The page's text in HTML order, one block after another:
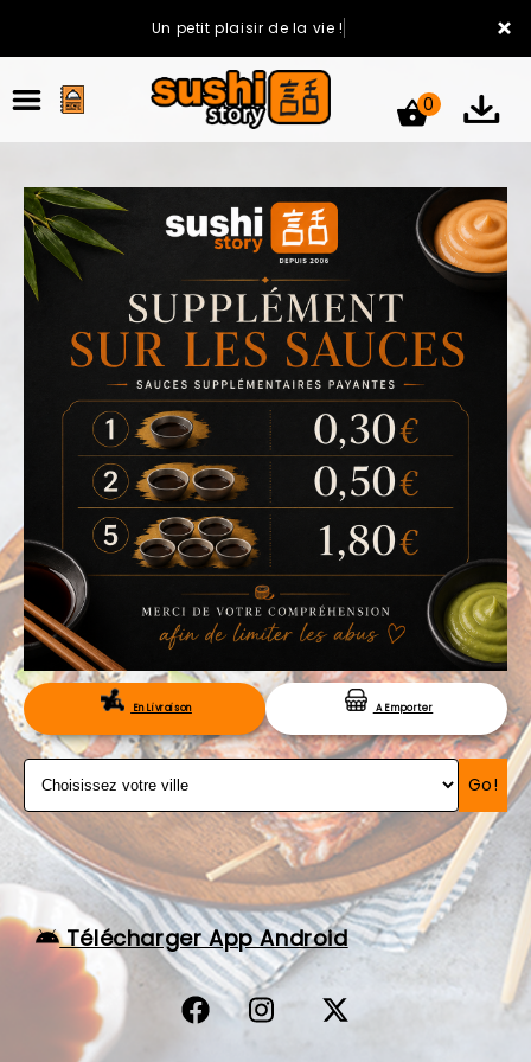
×
Un petit plaisir de la vie !
ACCUEIL
LA CARTE
VOTRE COMPTE
NOTRE RESTAURANT
VOS AVIS
MENTIONS LÉGALES
C.G.V
RÉSERVATION
0
En Livraison A Emporter
Go!
Télécharger App Android